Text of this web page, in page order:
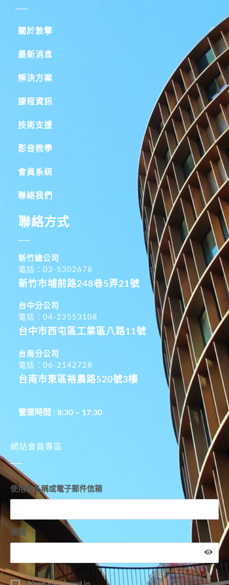
關於敦擎
最新消息
解決方案
課程資訊
技術支援
影音教學
會員系統
聯絡我們
聯絡方式
新竹總公司
電話：03-5302678
新竹市埔前路248巷5弄21號
台中分公司
電話：04-23553108
台中市西屯區工業區八路11號
台南分公司
電話：06-2142728
台南市東區裕農路520號3樓
營業時間 : 8:30 – 17:30
網站會員專區
使用者名稱或電子郵件信箱
密碼